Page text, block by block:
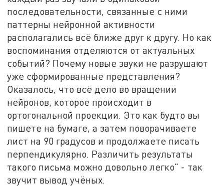
последовательности, связанные с ними
паттерны нейронной активности
располагались всё ближе друг к другу. Но как
воспоминания отделяются от актуальных
событий? Почему новые звуки не разрушают
уже сформированные представления?
Оказалось, что всё дело во вращении
нейронов, которое происходит в
ортогональной проекции. Это как будто вы
пишете на бумаге, а затем поворачиваете
лист на 90 градусов и продолжаете писать
перпендикулярно. Различить результаты
такого письма можно довольно легко" - так
звучит вывод учёных.